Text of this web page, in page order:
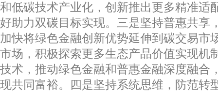
和低碳技术产业化，创新推出更多精准适
好助力双碳目标实现。三是坚持普惠共享
加快将绿色金融创新优势延伸到碳交易市
市场，积极探索更多生态产品价值实现机
技术，推动绿色金融和普惠金融深度融合
现共同富裕。四是坚持系统思维，防范转